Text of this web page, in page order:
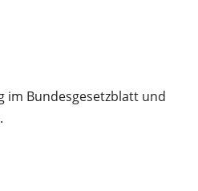
im Bundesgesetzblatt und